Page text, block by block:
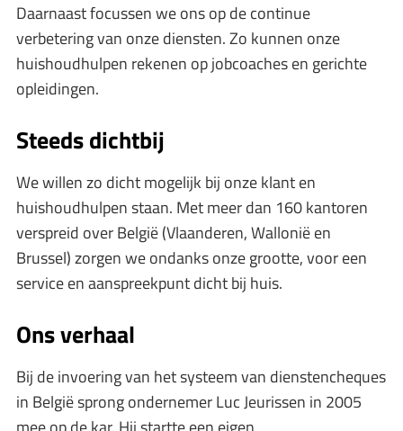
Daarnaast focussen we ons op de continue
verbetering van onze diensten. Zo kunnen onze
huishoudhulpen rekenen op jobcoaches en gerichte
opleidingen.
Steeds dichtbij
We willen zo dicht mogelijk bij onze klant en
huishoudhulpen staan. Met meer dan 160 kantoren
verspreid over België (Vlaanderen, Wallonië en
Brussel) zorgen we ondanks onze grootte, voor een
service en aanspreekpunt dicht bij huis.
Ons verhaal
Bij de invoering van het systeem van dienstencheques
in België sprong ondernemer Luc Jeurissen in 2005